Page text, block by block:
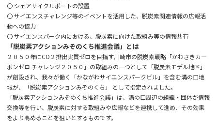
〇 シェアサイクルポートの設置
〇 サイエンスチャレンジ等のイベントを活用した、脱炭素関連情報の広報活
動への協力
〇 サイエンスパーク内における、脱炭素に向けた取組み等の情報共有
「脱炭素アクションみぞのくち推進会議」とは
２０５０年にCO２排出実質ゼロを目指す川崎市の脱炭素戦略「かわさきカー
ボンゼロ チャレンジ２０５０」の取組みの一つとして「脱炭素モデル地区」
が創設され、我々が働く「かながわサイエンスパークビル」を含む溝の口地
域が、「脱炭素アクションみぞのくち」 として指定されました。
「脱炭素アクションみぞのくち推進会議」は、溝の口周辺の組織・団体が情報
交換等を行い、脱炭素に対する取組みや広報などを連携して進め、その効果
をより高めることを狙いとするものです。